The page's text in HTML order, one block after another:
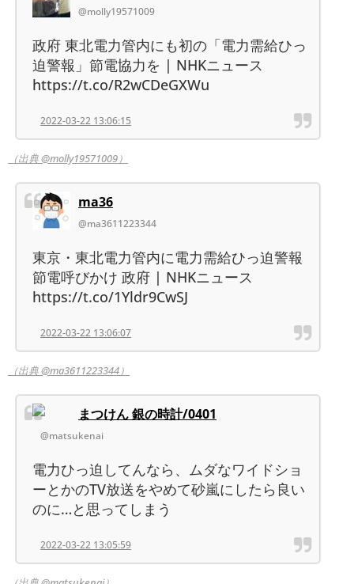
@molly19571009
政府 東北電力管内にも初の「電力需給ひっ
迫警報」節電協力を | NHKニュース
https://t.co/R2wCDeGXWu
2022-03-22 13:06:15
（出典 @molly19571009）
ma36
@ma3611223344
東京・東北電力管内に電力需給ひっ迫警報
節電呼びかけ 政府 | NHKニュース
https://t.co/1Yldr9CwSJ
2022-03-22 13:06:07
（出典 @ma3611223344）
まつけん 銀の時計/0401
@matsukenai
電力ひっ迫してんなら、ムダなワイドショ
ーとかのTV放送をやめて砂嵐にしたら良い
のに…と思ってしまう
2022-03-22 13:05:59